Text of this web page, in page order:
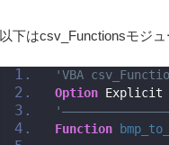
以下はcsv_Functionsモジュ
'VBA
Option Explicit
Function